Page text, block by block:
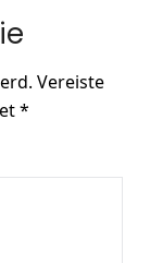
Vereiste
*